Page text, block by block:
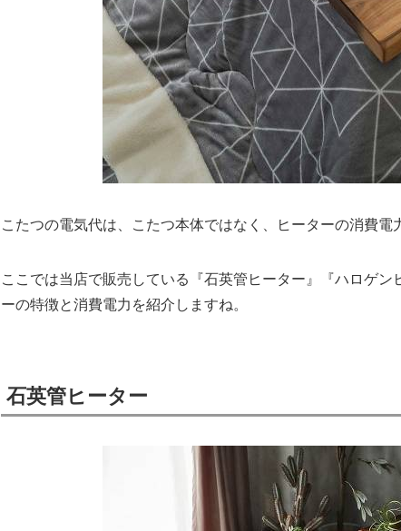
こたつの電気代は、こたつ本体ではなく、ヒーターの消費電
ここでは当店で販売している『石英管ヒーター』『ハロゲ
ーの特徴と消費電力を紹介しますね。
石英管ヒーター